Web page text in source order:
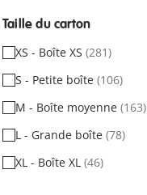
Taille du carton
XS - Boîte XS (281)
S - Petite boîte (106)
M - Boîte moyenne (163)
L - Grande boîte (78)
XL - Boîte XL (46)